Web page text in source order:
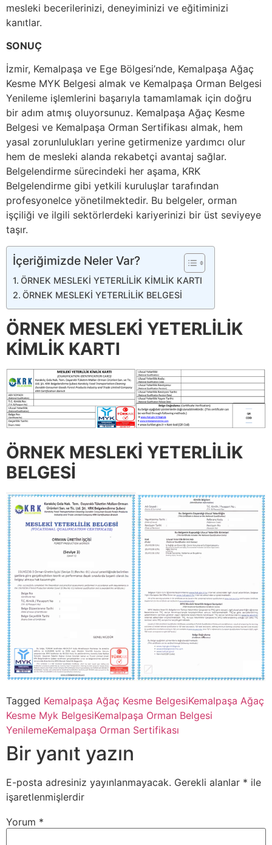
mesleki becerilerinizi, deneyiminizi ve eğitiminizi
kanıtlar.
SONUÇ
İzmir, Kemalpaşa ve Ege Bölgesi’nde, Kemalpaşa Ağaç
Kesme MYK Belgesi almak ve Kemalpaşa Orman Belgesi
Yenileme işlemlerini başarıyla tamamlamak için doğru
bir adım atmış oluyorsunuz. Kemalpaşa Ağaç Kesme
Belgesi ve Kemalpaşa Orman Sertifikası almak, hem
yasal zorunlulukları yerine getirmenize yardımcı olur
hem de mesleki alanda rekabetçi avantaj sağlar.
Belgelendirme sürecindeki her aşama, KRK
Belgelendirme gibi yetkili kuruluşlar tarafından
profesyonelce yönetilmektedir. Bu belgeler, orman
işçiliği ve ilgili sektörlerdeki kariyerinizi bir üst seviyeye
taşır.
İçeriğimizde Neler Var?
ÖRNEK MESLEKİ YETERLİLİK KİMLİK KARTI
ÖRNEK MESLEKİ YETERLİLİK BELGESİ
ÖRNEK MESLEKİ YETERLİLİK
KİMLİK KARTI
ÖRNEK MESLEKİ YETERLİLİK
BELGESİ
Tagged Kemalpaşa Ağaç Kesme BelgesiKemalpaşa Ağaç
Kesme Myk BelgesiKemalpaşa Orman Belgesi
YenilemeKemalpaşa Orman Sertifikası
Bir yanıt yazın
E-posta adresiniz yayınlanmayacak. Gerekli alanlar * ile
işaretlenmişlerdir
Yorum *